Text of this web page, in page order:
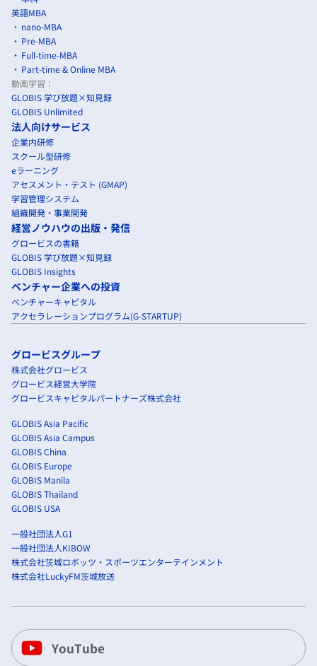
英語MBA
nano-MBA
Pre-MBA
Full-time-MBA
Part-time & Online MBA
動画学習：
GLOBIS 学び放題×知見録
GLOBIS Unlimited
法人向けサービス
企業内研修
スクール型研修
eラーニング
アセスメント・テスト (GMAP)
学習管理システム
組織開発・事業開発
経営ノウハウの出版・発信
グロービスの書籍
GLOBIS 学び放題×知見録
GLOBIS Insights
ベンチャー企業への投資
ベンチャーキャピタル
アクセラレーションプログラム(G-STARTUP)
グロービスグループ
株式会社グロービス
グロービス経営大学院
グロービスキャピタルパートナーズ株式会社
GLOBIS Asia Pacific
GLOBIS Asia Campus
GLOBIS China
GLOBIS Europe
GLOBIS Manila
GLOBIS Thailand
GLOBIS USA
一般社団法人G1
一般社団法人KIBOW
株式会社茨城ロボッツ・スポーツエンターテインメント
株式会社LuckyFM茨城放送
YouTube